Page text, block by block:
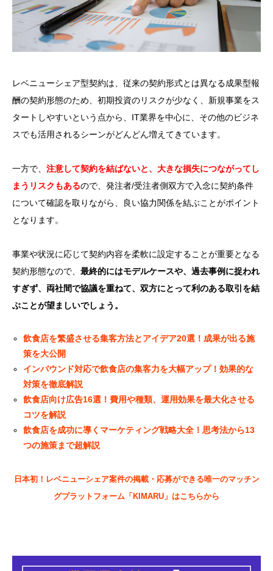
レベニューシェア型契約は、従来の契約形式とは異なる成果型報
酬の契約形態のため、初期投資のリスクが少なく、新規事業をス
タートしやすいという点から、IT業界を中心に、その他のビジネ
スでも活用されるシーンがどんどん増えてきています。
一方で、 注意して契約を結ばないと、大きな損失につながってし
まうリスクもあるので、発注者/受注者側双方で入念に契約条件
について確認を取りながら、良い協力関係を結ぶことがポイント
となります。
事業や状況に応じて契約内容を柔軟に設定することが重要となる
契約形態なので、 最終的にはモデルケースや、過去事例に捉われ
すぎず、両社間で協議を重ねて、双方にとって利のある取引を結
ぶことが望ましいでしょう。
飲食店を繁盛させる集客方法とアイデア20選！成果が出る施
策を大公開
インバウンド対応で飲食店の集客力を大幅アップ！効果的な
対策を徹底解説
飲食店向け広告16選！費用や種類、運用効果を最大化させる
コツを解説
飲食店を成功に導くマーケティング戦略大全！思考法から13
つの施策まで超解説
日本初！レベニューシェア案件の掲載・応募ができる唯一のマッチン
グプラットフォーム「KIMARU」はこちらから